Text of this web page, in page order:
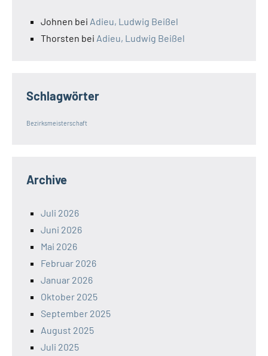
Johnen bei Adieu, Ludwig Beißel
Thorsten bei Adieu, Ludwig Beißel
Schlagwörter
Bezirksmeisterschaft
Archive
Juli 2026
Juni 2026
Mai 2026
Februar 2026
Januar 2026
Oktober 2025
September 2025
August 2025
Juli 2025